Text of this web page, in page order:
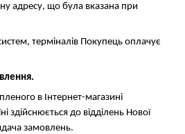
адресу, що була вказана при
терміналів Покупець оплачує
в Інтернет-магазині
здійснюється до відділень Нової
замовлень.